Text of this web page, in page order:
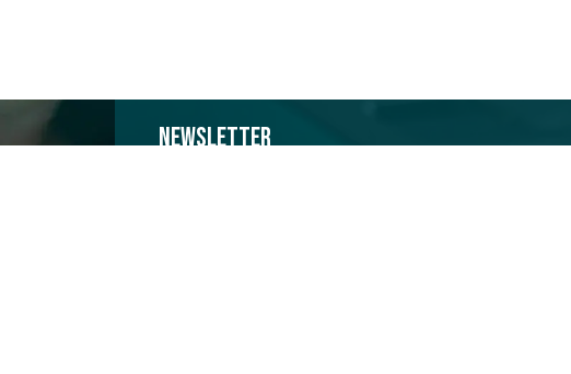
Newsletter